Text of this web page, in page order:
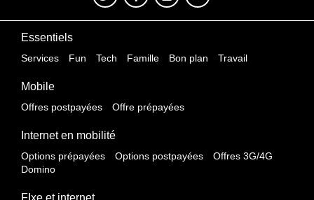
Essentiels
Services Fun Tech Famille Bon plan Travail
Mobile
Offres postpayées Offre prépayées
Internet en mobilité
Options prépayées Options postpayées
Offres 3G/4G
Domino
FIxe et internet